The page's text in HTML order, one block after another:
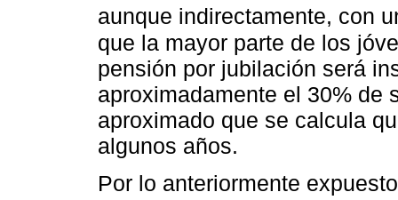
aunque indirectamente, con
que la mayor parte de los
pensión por jubilación será
aproximadamente el 30% de
aproximado que se calcula
algunos años.
Por lo anteriormente